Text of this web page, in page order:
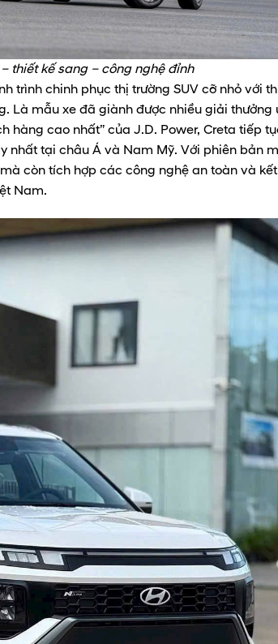
thiết kế sang – công nghệ đỉnh
trình chinh phục thị trường SUV cỡ nhỏ với
Là mẫu xe đã giành được nhiều giải thưởng
hàng cao nhất” của J.D. Power, Creta tiếp
nhất tại châu Á và Nam Mỹ. Với phiên bản
còn tích hợp các công nghệ an toàn và kết
Nam.